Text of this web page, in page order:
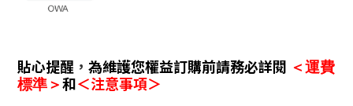
貼心提醒 ， 為維護您權益訂購前請務必詳閱 ＜運費
標準＞和＜注意事項＞